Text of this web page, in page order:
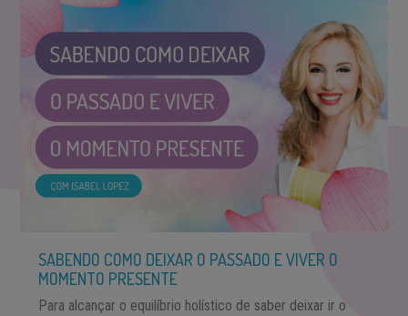
SABENDO COMO DEIXAR O PASSADO E VIVER O
MOMENTO PRESENTE
Para alcançar o equilíbrio holístico de saber deixar ir o